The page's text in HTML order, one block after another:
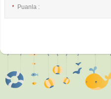
* Puanla :
İsim :